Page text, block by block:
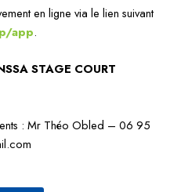
en ligne via le lien suivant
app.
STAGE COURT
: Mr Théo Obled – 06 95